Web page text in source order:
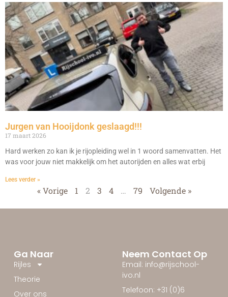
Jurgen van Hooijdonk geslaagd!!!
17 maart 2026
Hard werken zo kan ik je rijopleiding wel in 1 woord samenvatten. Het
was voor jouw niet makkelijk om het autorijden en alles wat erbij
Lees verder »
« Vorige 1 2 3 4 … 79 Volgende »
Ga Naar
Rijles
Theorie
Over ons
Neem Contact Op
Email: info@rijschool-
ivo.nl
Telefoon: +31 (0)6